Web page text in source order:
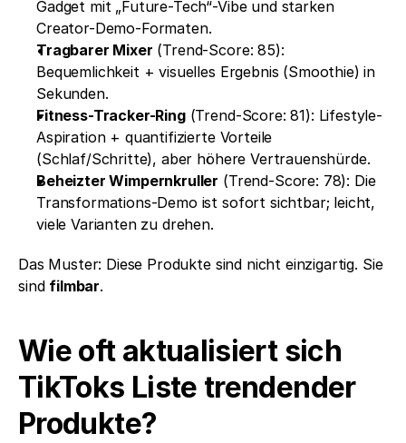
Gadget mit „Future-Tech“-Vibe und starken
Creator-Demo-Formaten.
Tragbarer Mixer (Trend-Score: 85):
Bequemlichkeit + visuelles Ergebnis (Smoothie) in
Sekunden.
Fitness-Tracker-Ring (Trend-Score: 81): Lifestyle-
Aspiration + quantifizierte Vorteile
(Schlaf/Schritte), aber höhere Vertrauenshürde.
Beheizter Wimpernkruller (Trend-Score: 78): Die
Transformations-Demo ist sofort sichtbar; leicht,
viele Varianten zu drehen.
Das Muster: Diese Produkte sind nicht einzigartig. Sie
sind filmbar.
Wie oft aktualisiert sich
TikToks Liste trendender
Produkte?